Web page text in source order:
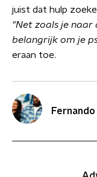
juist dat hulp
"Net zoals je naar
belangrijk om je
eraan toe.
Fernando